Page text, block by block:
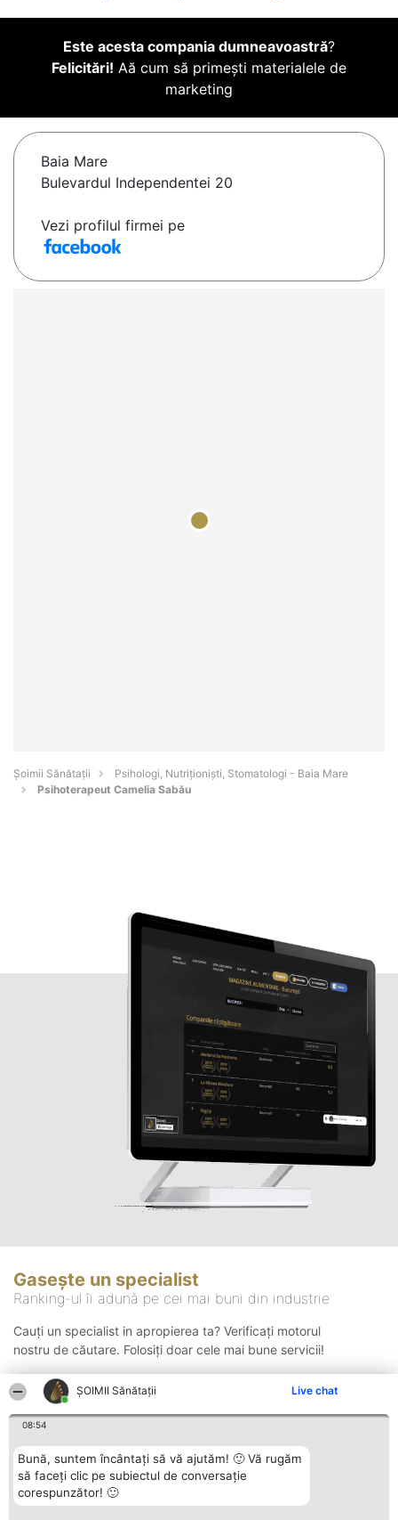
ŞOIMII Sănătații Live chat
08:54
Bună, suntem încântați să vă ajutăm! 🙂 Vă rugăm
să faceți clic pe subiectul de conversație
corespunzător! 🙂
Este acesta compania dumneavoastră?
Felicitări! Aă cum să primești materialele de
marketing
Baia Mare
Bulevardul Independentei 20
Vezi profilul firmei pe
Şoimii Sănătații
Psihologi, Nutriționiști, Stomatologi - Baia Mare
Psihoterapeut Camelia Sabău
Gasește un specialist
Ranking-ul îi adună pe cei mai buni din industrie
Cauți un specialist in apropierea ta? Verificați motorul
nostru de căutare. Folosiți doar cele mai bune servicii!